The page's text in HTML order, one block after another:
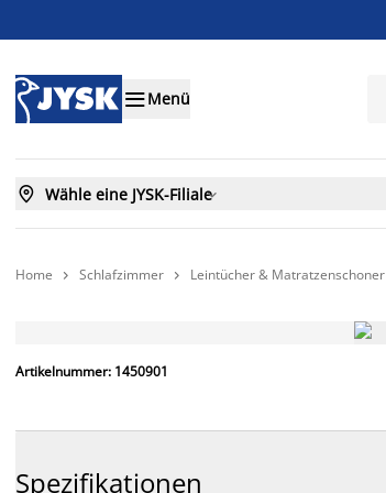
Menü
 Wähle eine JYSK-Filiale
Home  Schlafzimmer  Leintücher & Matratzenschoner
IMMER GÜNSTIG
Artikelnummer: 1450901
Spezifikationen